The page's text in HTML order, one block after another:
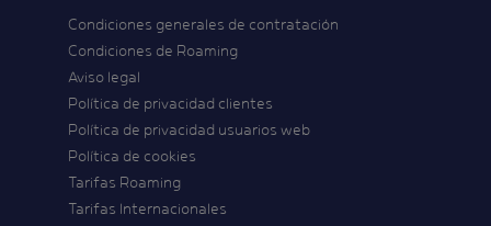
Condiciones generales de contratación
Condiciones de Roaming
Aviso legal
Política de privacidad clientes
Política de privacidad usuarios web
Política de cookies
Tarifas Roaming
Tarifas Internacionales